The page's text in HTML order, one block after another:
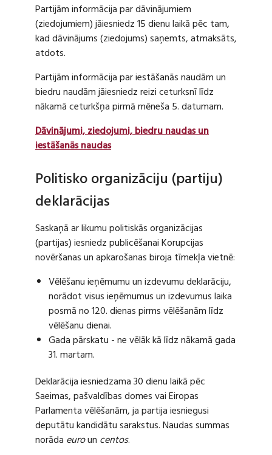
Partijām informācija par dāvinājumiem
(ziedojumiem) jāiesniedz 15 dienu laikā pēc tam,
kad dāvinājums (ziedojums) saņemts, atmaksāts,
atdots.
Partijām informācija par iestāšanās naudām un
biedru naudām jāiesniedz reizi ceturksnī līdz
nākamā ceturkšņa pirmā mēneša 5. datumam.
Dāvinājumi, ziedojumi, biedru naudas un
iestāšanās naudas
Politisko organizāciju (partiju)
deklarācijas
Saskaņā ar likumu politiskās organizācijas
(partijas) iesniedz publicēšanai Korupcijas
novēršanas un apkarošanas biroja tīmekļa vietnē:
Vēlēšanu ieņēmumu un izdevumu deklarāciju,
norādot visus ieņēmumus un izdevumus laika
posmā no 120. dienas pirms vēlēšanām līdz
vēlēšanu dienai.
Gada pārskatu - ne vēlāk kā līdz nākamā gada
31. martam.
Deklarācija iesniedzama 30 dienu laikā pēc
Saeimas, pašvaldības domes vai Eiropas
Parlamenta vēlēšanām, ja partija iesniegusi
deputātu kandidātu sarakstus. Naudas summas
norāda euroun centos.